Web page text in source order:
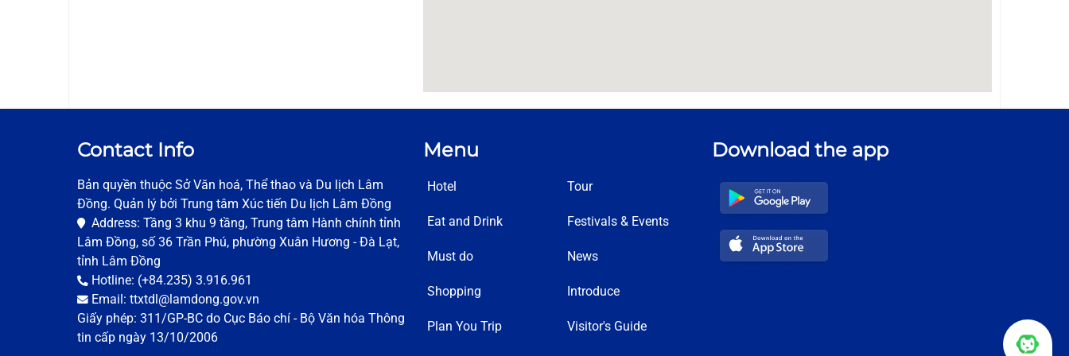
Contact Info
Bản quyền thuộc Sở Văn hoá, Thể thao và Du lịch Lâm
Đồng. Quản lý bởi Trung tâm Xúc tiến Du lịch Lâm Đồng
Address: Tầng 3 khu 9 tầng, Trung tâm Hành chính tỉnh
Lâm Đồng, số 36 Trần Phú, phường Xuân Hương - Đà Lạt,
tỉnh Lâm Đồng
Hotline: (+84.235) 3.916.961
Email: ttxtdl@lamdong.gov.vn
Giấy phép: 311/GP-BC do Cục Báo chí - Bộ Văn hóa Thông
tin cấp ngày 13/10/2006
Menu
Hotel
Eat and Drink
Must do
Shopping
Plan You Trip
Tour
Festivals & Events
News
Introduce
Visitor's Guide
Download the app